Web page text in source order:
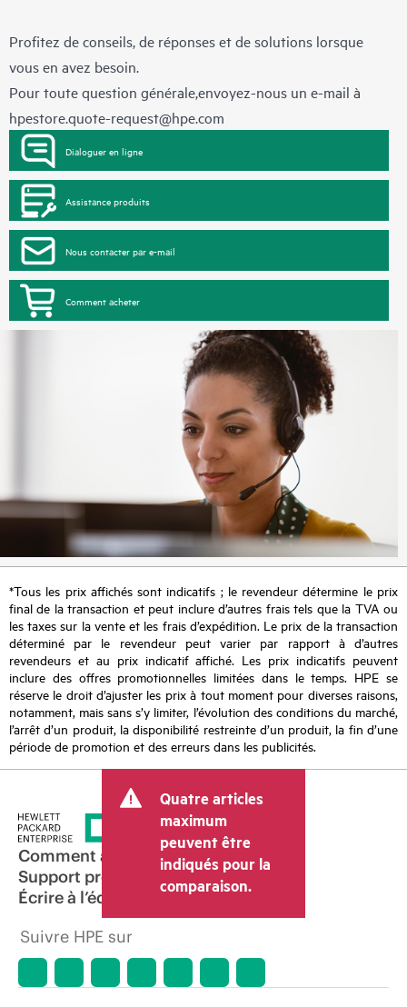
Profitez de conseils, de réponses et de solutions lorsque
vous en avez besoin.
Pour toute question générale,envoyez-nous un e-mail à
hpestore.quote-request@hpe.com
Dialoguer en ligne
Assistance produits
Nous contacter par e-mail
Comment acheter
*Tous les prix affichés sont indicatifs ; le revendeur détermine le prix
final de la transaction et peut inclure d’autres frais tels que la TVA ou
les taxes sur la vente et les frais d’expédition. Le prix de la transaction
déterminé par le revendeur peut varier par rapport à d’autres
revendeurs et au prix indicatif affiché. Les prix indicatifs peuvent
inclure des offres promotionnelles limitées dans le temps. HPE se
réserve le droit d’ajuster les prix à tout moment pour diverses raisons,
notamment, mais sans s’y limiter, l’évolution des conditions du marché,
l’arrêt d’un produit, la disponibilité restreinte d’un produit, la fin d’une
période de promotion et des erreurs dans les publicités.
Quatre articles
maximum
peuvent être
indiqués pour la
comparaison.
Comment acheter
Support produit
Écrire à l’équipe commerciale
Suivre HPE sur